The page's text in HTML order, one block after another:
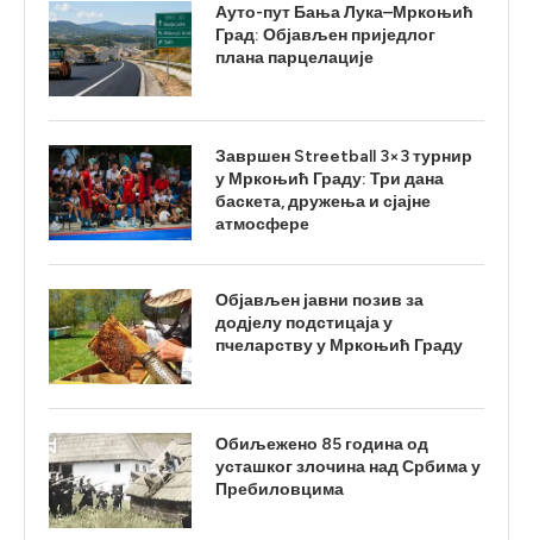
Ауто-пут Бања Лука–Мркоњић
Град: Објављен приједлог
плана парцелације
Завршен Streetball 3×3 турнир
у Мркоњић Граду: Три дана
баскета, дружења и сјајне
атмосфере
Објављен јавни позив за
додјелу подстицаја у
пчеларству у Мркоњић Граду
Обиљежено 85 година од
усташког злочина над Србима у
Пребиловцима